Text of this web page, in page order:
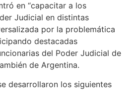
en “capacitar a los
Judicial en distintas
por la problemática
destacadas
del Poder Judicial de
de Argentina.
desarrollaron los siguientes